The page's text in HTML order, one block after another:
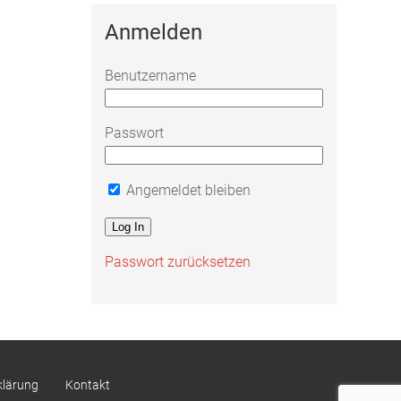
Anmelden
Benutzername
Passwort
Angemeldet bleiben
Passwort zurücksetzen
Kontakt